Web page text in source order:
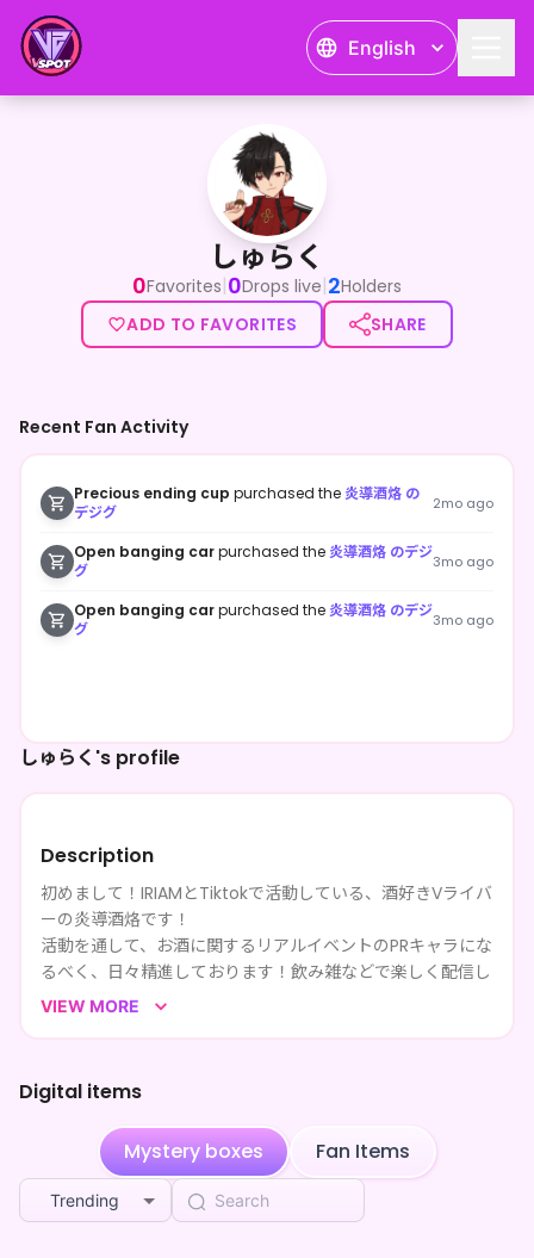
English
しゅらく
<p>初めまして！IRIAMとTiktokで活動している、酒好きVラ
しゅらく
0Favorites|0Drops live|2Holders
ADD TO FAVORITES
SHARE
しゅらく's profile
Description
初めまして！IRIAMとTiktokで活動している、酒好きVライバ
ーの炎導酒烙です！
活動を通して、お酒に関するリアルイベントのPRキャラにな
るべく、日々精進しております！飲み雑などで楽しく配信し
てます！是非遊びに来てください🎶
VIEW MORE
Digital items
Mystery boxes Fan Items
Trending
Recent Fan Activity
Precious ending cup purchased the 炎導酒烙 の
デジグ
2mo ago
Open banging carpurchased the 炎導酒烙 のデジ
グ
3mo ago
Open banging carpurchased the 炎導酒烙 のデジ
グ
3mo ago